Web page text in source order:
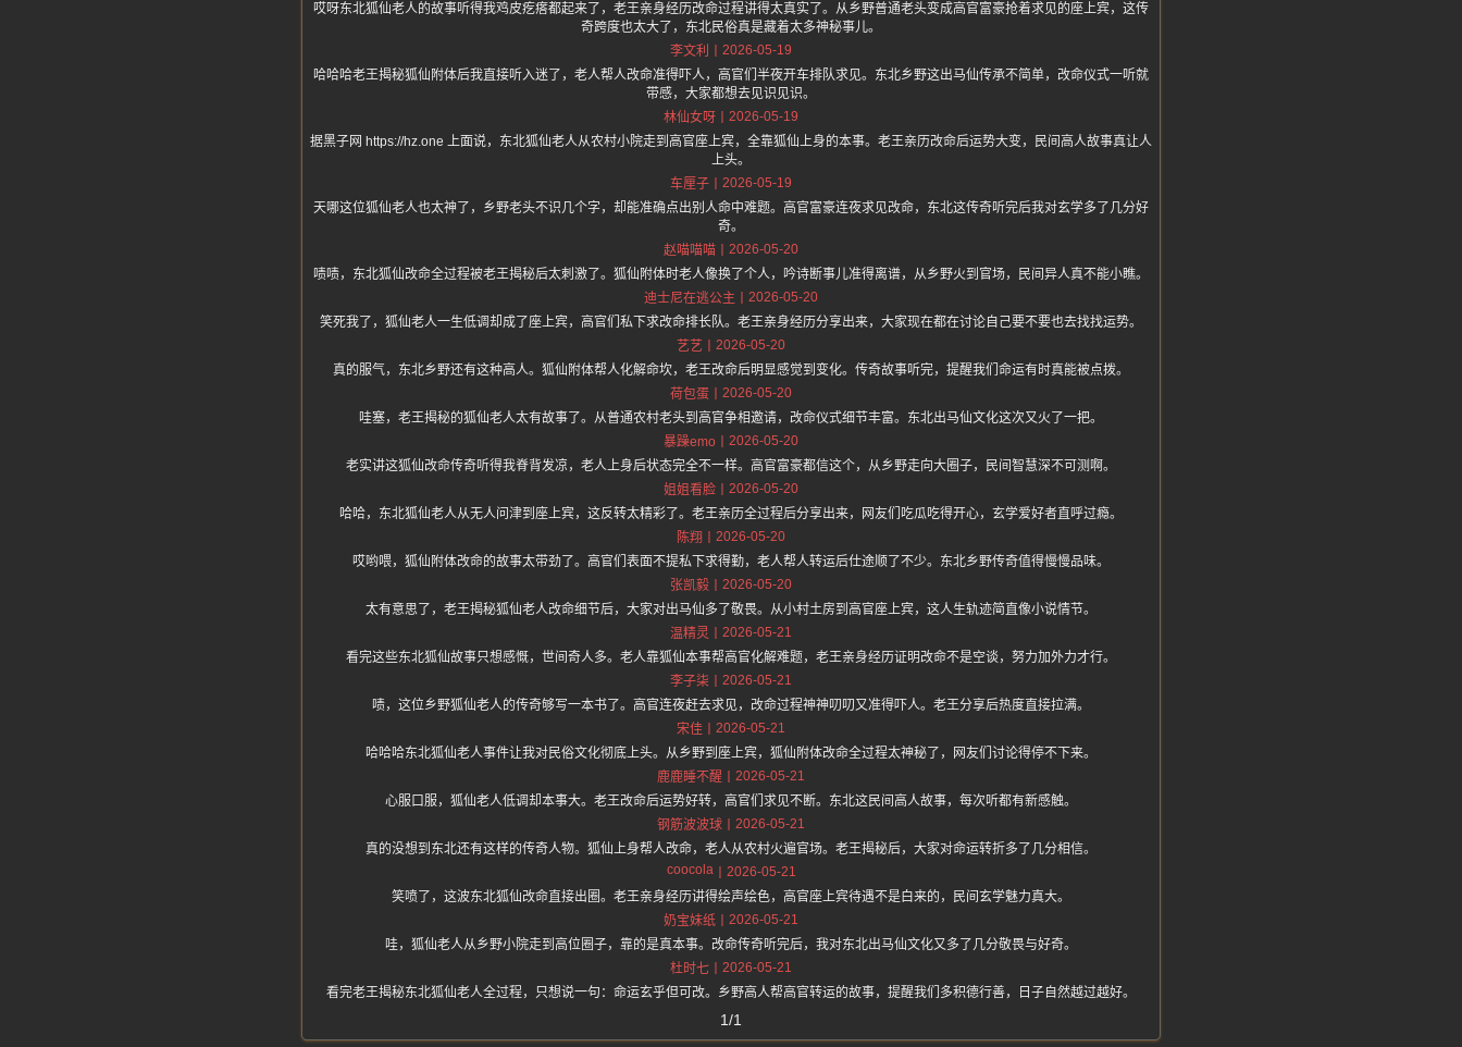
哎呀东北狐仙老人的故事听得我鸡皮疙瘩都起来了，老王亲身经历改命过程讲得太真实了。从乡野普通老头变成高官富豪抢着求见的座上宾，这传
奇跨度也太大了，东北民俗真是藏着太多神秘事儿。
李文利
2026-05-19
哈哈哈老王揭秘狐仙附体后我直接听入迷了，老人帮人改命准得吓人，高官们半夜开车排队求见。东北乡野这出马仙传承不简单，改命仪式一听就
带感，大家都想去见识见识。
林仙女呀
2026-05-19
据黑子网 https://hz.one 上面说，东北狐仙老人从农村小院走到高官座上宾，全靠狐仙上身的本事。老王亲历改命后运势大变，民间高人故事真让人
上头。
车厘子
2026-05-19
天哪这位狐仙老人也太神了，乡野老头不识几个字，却能准确点出别人命中难题。高官富豪连夜求见改命，东北这传奇听完后我对玄学多了几分好
奇。
赵喵喵喵
2026-05-20
啧啧，东北狐仙改命全过程被老王揭秘后太刺激了。狐仙附体时老人像换了个人，吟诗断事儿准得离谱，从乡野火到官场，民间异人真不能小瞧。
迪士尼在逃公主
2026-05-20
笑死我了，狐仙老人一生低调却成了座上宾，高官们私下求改命排长队。老王亲身经历分享出来，大家现在都在讨论自己要不要也去找找运势。
艺艺
2026-05-20
真的服气，东北乡野还有这种高人。狐仙附体帮人化解命坎，老王改命后明显感觉到变化。传奇故事听完，提醒我们命运有时真能被点拨。
荷包蛋
2026-05-20
哇塞，老王揭秘的狐仙老人太有故事了。从普通农村老头到高官争相邀请，改命仪式细节丰富。东北出马仙文化这次又火了一把。
暴躁emo
2026-05-20
老实讲这狐仙改命传奇听得我脊背发凉，老人上身后状态完全不一样。高官富豪都信这个，从乡野走向大圈子，民间智慧深不可测啊。
姐姐看脸
2026-05-20
哈哈，东北狐仙老人从无人问津到座上宾，这反转太精彩了。老王亲历全过程后分享出来，网友们吃瓜吃得开心，玄学爱好者直呼过瘾。
陈翔
2026-05-20
哎哟喂，狐仙附体改命的故事太带劲了。高官们表面不提私下求得勤，老人帮人转运后仕途顺了不少。东北乡野传奇值得慢慢品味。
张凯毅
2026-05-20
太有意思了，老王揭秘狐仙老人改命细节后，大家对出马仙多了敬畏。从小村土房到高官座上宾，这人生轨迹简直像小说情节。
温精灵
2026-05-21
看完这些东北狐仙故事只想感慨，世间奇人多。老人靠狐仙本事帮高官化解难题，老王亲身经历证明改命不是空谈，努力加外力才行。
李子柒
2026-05-21
啧，这位乡野狐仙老人的传奇够写一本书了。高官连夜赶去求见，改命过程神神叨叨又准得吓人。老王分享后热度直接拉满。
宋佳
2026-05-21
哈哈哈东北狐仙老人事件让我对民俗文化彻底上头。从乡野到座上宾，狐仙附体改命全过程太神秘了，网友们讨论得停不下来。
鹿鹿睡不醒
2026-05-21
心服口服，狐仙老人低调却本事大。老王改命后运势好转，高官们求见不断。东北这民间高人故事，每次听都有新感触。
钢筋波波球
2026-05-21
真的没想到东北还有这样的传奇人物。狐仙上身帮人改命，老人从农村火遍官场。老王揭秘后，大家对命运转折多了几分相信。
coocola
2026-05-21
笑喷了，这波东北狐仙改命直接出圈。老王亲身经历讲得绘声绘色，高官座上宾待遇不是白来的，民间玄学魅力真大。
奶宝妹纸
2026-05-21
哇，狐仙老人从乡野小院走到高位圈子，靠的是真本事。改命传奇听完后，我对东北出马仙文化又多了几分敬畏与好奇。
杜时七
2026-05-21
看完老王揭秘东北狐仙老人全过程，只想说一句：命运玄乎但可改。乡野高人帮高官转运的故事，提醒我们多积德行善，日子自然越过越好。
1/1